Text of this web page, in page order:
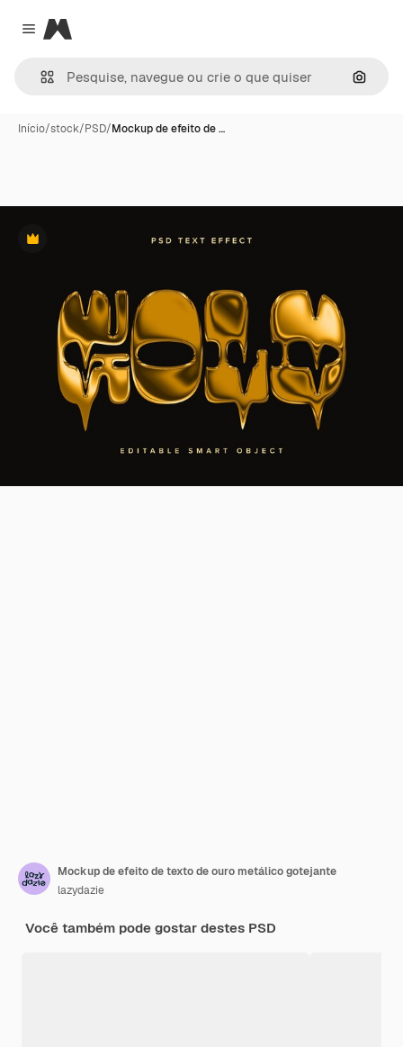
Close menu
Magnific
Início/stock/PSD/Mockup de efeito de …
Premium
Mockup de efeito de texto de ouro metálico gotejante
lazydazie
Você também pode gostar destes PSD